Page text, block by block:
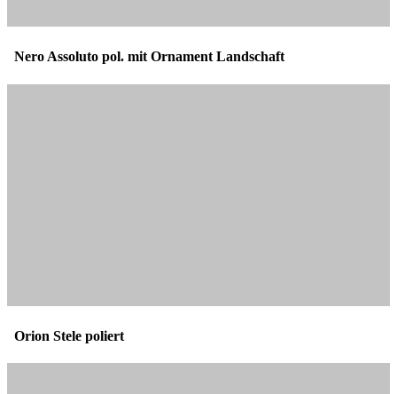
Nero Assoluto pol. mit Ornament Landschaft
Orion Stele poliert